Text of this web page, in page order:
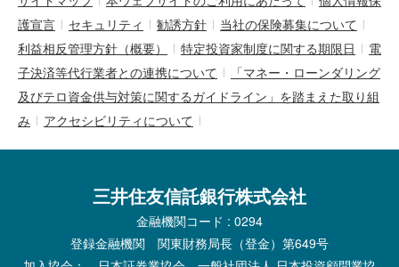
護宣言
セキュリティ 勧誘方針
当社の保険募集について
利益相反管理方針（概要）
特定投資家制度に関する期限日
電
子決済等代行業者との連携について
「マネー・ローンダリング
及びテロ資金供与対策に関するガイドライン」を踏まえた取り組
み
アクセシビリティについて
三井住友信託銀行株式会社
金融機関コード : 0294
登録金融機関 関東財務局長（登金）第649号